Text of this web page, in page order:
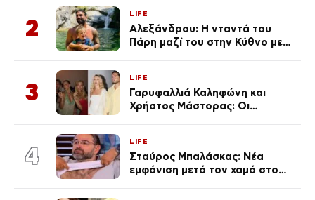
Λένας
2
LIFE
Αλεξάνδρου: Η νταντά του
Πάρη μαζί του στην Κύθνο με
3
LIFE
Γαρυφαλλιά Καληφώνη και
Χρήστος Μάστορας: Οι
απαρατήρητη
4
LIFE
Σταύρος Μπαλάσκας: Νέα
εμφάνιση μετά τον χαμό στο